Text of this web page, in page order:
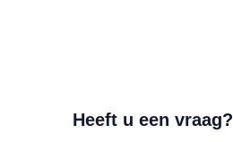
Heeft u een vraag?